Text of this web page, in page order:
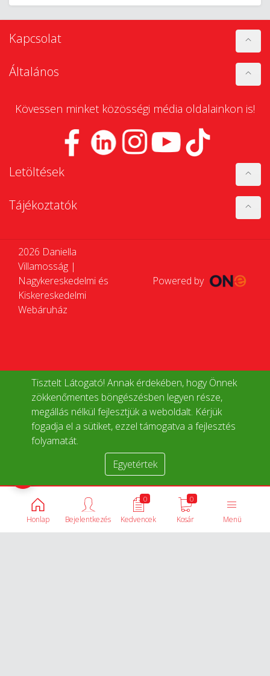
Tisztelt Látogató! Annak érdekében, hogy Önnek
zökkenőmentes böngészésben legyen része,
megállás nélkül fejlesztjük a weboldalt. Kérjük
fogadja el a sütiket, ezzel támogatva a fejlesztés
folyamatát.
Egyetértek
Kapcsolat
Általános
Kövessen minket közösségi média oldalainkon is!
Letöltések
Tájékoztatók
2026 Daniella
Villamosság |
Nagykereskedelmi és
Kiskereskedelmi
Webáruház
Powered by
Honlap Menü
0
Kosár
0
Kedvencek
Bejelentkezés
Termékek összehasonlítása